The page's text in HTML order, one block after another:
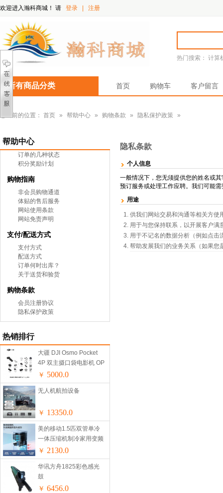
欢迎进入瀚科商城！ 请 登录 注册
热门搜索： 计算
所有商品分类 首页 购物车 客户留言
您当前的位置： 首页 » 帮助中心 » 购物条款 » 隐私保护政策 »
帮助中心
订单的几种状态
积分奖励计划
购物指南
非会员购物通道
体贴的售后服务
网站使用条款
网站免责声明
支付/配送方式
支付方式
配送方式
订单何时出库？
关于送货和验货
购物条款
会员注册协议
隐私保护政策
热销排行
大疆 DJI Osmo Pocket
4P 双主摄口袋电影机 OP
灵眸手持数码云台相机便
携美颜摄像 Vlog套装
￥ 5000.0
无人机航拍设备
￥ 13350.0
美的移动1.5匹双管单冷
一体压缩机制冷家用变频
无外机安装免安装
￥ 2130.0
华讯方舟1825彩色感光
鼓
￥ 6456.0
隐私条款
个人信息
一般情况下，您无须提供您的姓名或
预订服务或处理工作应聘。我们可能
用途
供我们网站交易和沟通等相关方使
用于与您保持联系，以开展客户满
用于不记名的数据分析（例如点击
帮助发展我们的业务关系（如果您